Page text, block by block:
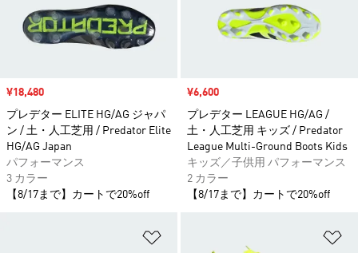
セール価格
¥18,480
プレデター ELITE HG/AG ジャパ
ン / 土・人工芝用 / Predator Elite
HG/AG Japan
パフォーマンス
3 カラー
【8/17まで】カートで20%off
セール価格
¥6,600
プレデター LEAGUE HG/AG /
土・人工芝用 キッズ / Predator
League Multi-Ground Boots Kids
キッズ／子供用 パフォーマンス
2 カラー
【8/17まで】カートで20%off